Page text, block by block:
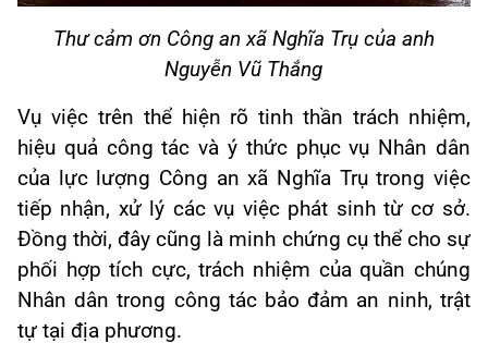
Thư cảm ơn Công an xã Nghĩa Trụ của anh
Nguyễn Vũ Thắng
Vụ việc trên thể hiện rõ tinh thần trách nhiệm,
hiệu quả công tác và ý thức phục vụ Nhân dân
của lực lượng Công an xã Nghĩa Trụ trong việc
tiếp nhận, xử lý các vụ việc phát sinh từ cơ sở.
Đồng thời, đây cũng là minh chứng cụ thể cho sự
phối hợp tích cực, trách nhiệm của quần chúng
Nhân dân trong công tác bảo đảm an ninh, trật
tự tại địa phương.